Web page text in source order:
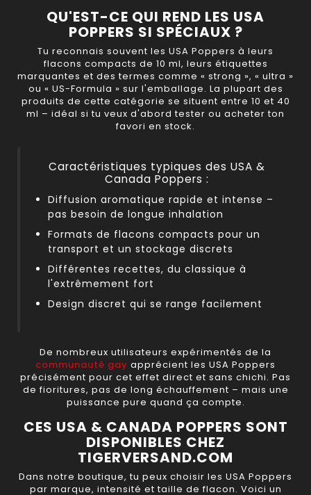
QU'EST-CE QUI REND LES USA
POPPERS SI SPÉCIAUX ?
Tu reconnais souvent les USA Poppers à leurs
flacons compacts de 10 ml, leurs étiquettes
marquantes et des termes comme « strong », « ultra »
ou « US-Formula » sur l'emballage. La plupart des
produits de cette catégorie se situent entre 10 et 40
ml – idéal si tu veux d'abord tester ou acheter ton
favori en stock.
Caractéristiques typiques des USA &
Canada Poppers :
Diffusion aromatique rapide et intense –
pas besoin de longue inhalation
Formats de flacons compacts pour un
transport et un stockage discrets
Différentes recettes, du classique à
l'extrêmement fort
Design discret qui se range facilement
De nombreux utilisateurs expérimentés de la
communauté gay apprécient les USA Poppers
précisément pour cet effet direct et sans chichi. Pas
de fioritures, pas de long échauffement – mais une
puissance pure quand ça compte.
CES USA & CANADA POPPERS SONT
DISPONIBLES CHEZ
TIGERVERSAND.COM
Dans notre boutique, tu peux choisir les USA Poppers
par marque, intensité et taille de flacon. Voici un